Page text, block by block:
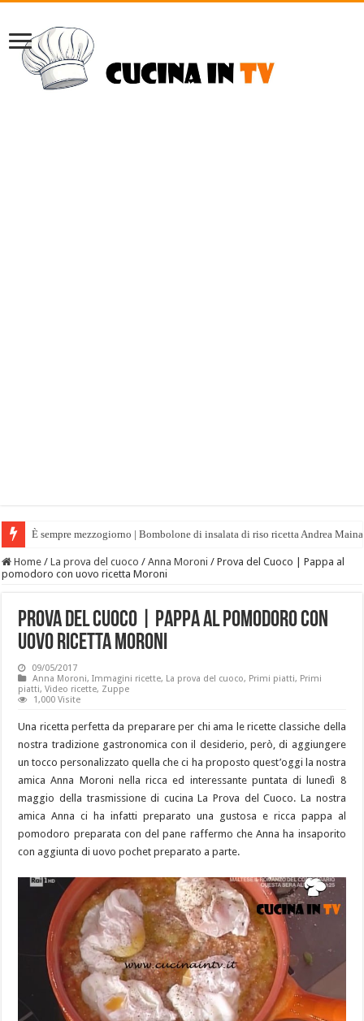
È sempre mezzogiorno | Bombolone di insalata di riso ricetta Andrea
Home / La prova del cuoco / Anna Moroni / Prova del Cuoco | Pappa al
pomodoro con uovo ricetta Moroni
Prova del Cuoco | Pappa al pomodoro con
uovo ricetta Moroni
09/05/2017
Anna Moroni,Immagini ricette, La prova del cuoco, Primi piatti, Primi
piatti,Video ricette, Zuppe
1,000 Visite
Una ricetta perfetta da preparare per chi ama le ricette classiche della
nostra tradizione gastronomica con il desiderio, però, di aggiungere
un tocco personalizzato quella che ci ha proposto quest’oggi la nostra
amica Anna Moroni nella ricca ed interessante puntata di lunedì 8
maggio della trasmissione di cucina La Prova del Cuoco. La nostra
amica Anna ci ha infatti preparato una gustosa e ricca pappa al
pomodoro preparata con del pane raffermo che Anna ha insaporito
con aggiunta di uovo pochet preparato a parte.